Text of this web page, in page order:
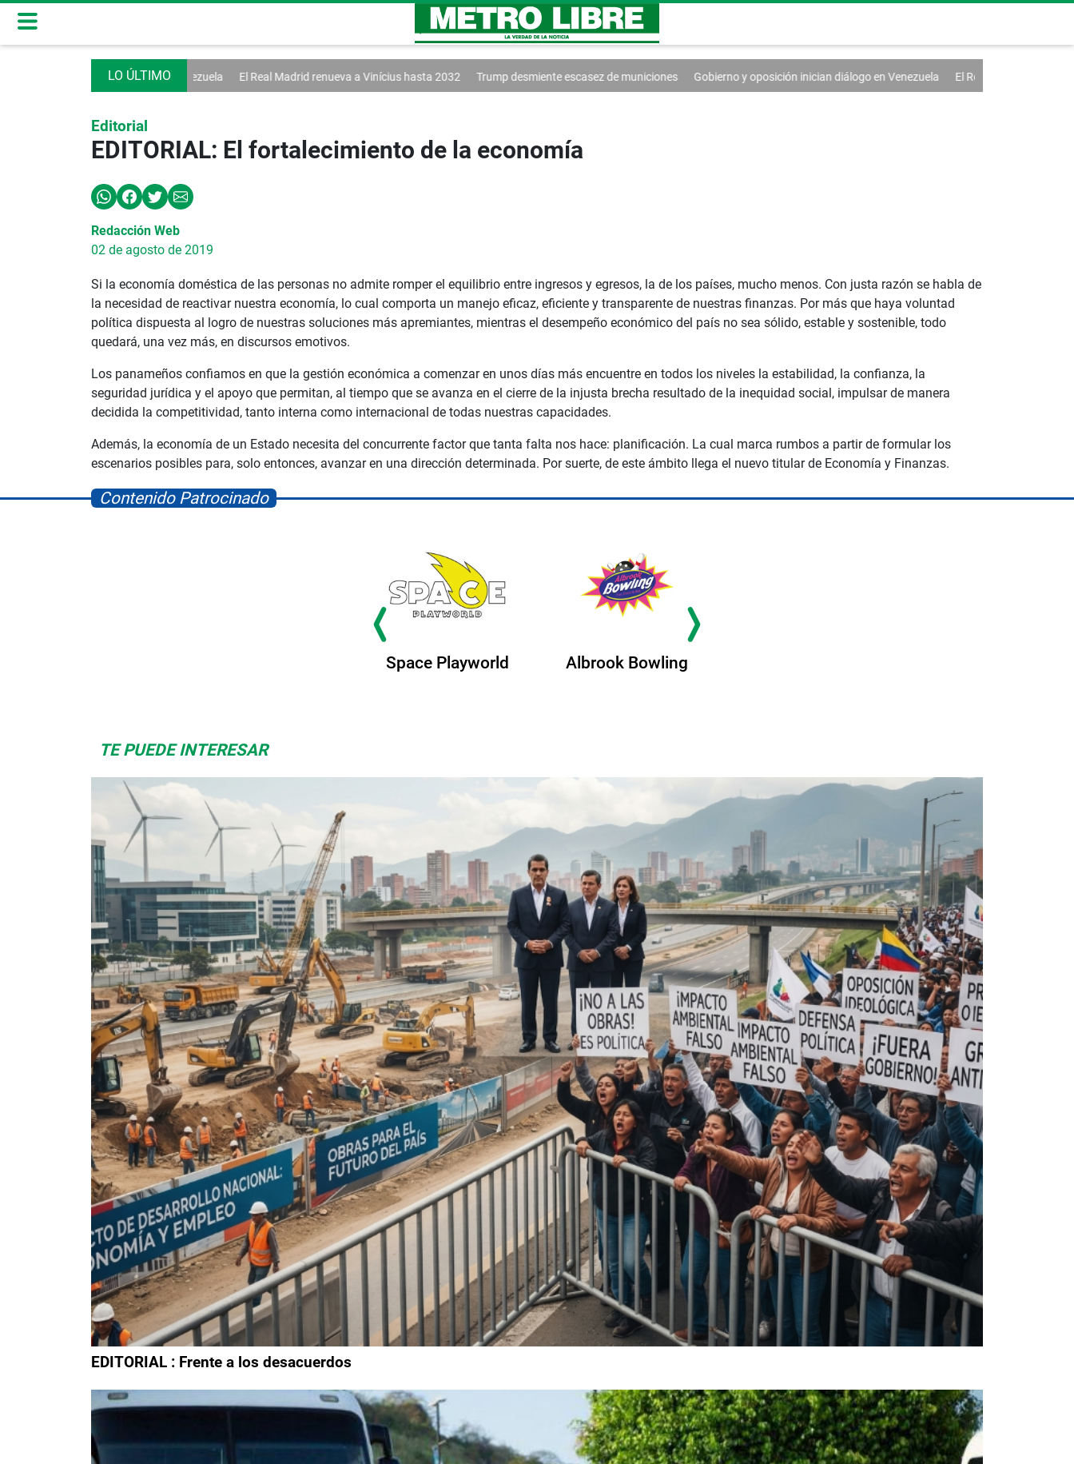
diálogo en Venezuela El Real Madrid renueva a Vinícius hasta 2032 Trump desmiente escasez de municiones Gobierno y oposición inician diálogo en Venezuela El Real Madrid renueva a Vinícius hasta 2032
Editorial
EDITORIAL: El fortalecimiento de la economía
Redacción Web
02 de agosto de 2019
Si la economía doméstica de las personas no admite romper el equilibrio entre ingresos y egresos, la de los países, mucho menos. Con justa razón se habla de
la necesidad de reactivar nuestra economía, lo cual comporta un manejo eficaz, eficiente y transparente de nuestras finanzas. Por más que haya voluntad
política dispuesta al logro de nuestras soluciones más apremiantes, mientras el desempeño económico del país no sea sólido, estable y sostenible, todo
quedará, una vez más, en discursos emotivos.
Los panameños confiamos en que la gestión económica a comenzar en unos días más encuentre en todos los niveles la estabilidad, la confianza, la
seguridad jurídica y el apoyo que permitan, al tiempo que se avanza en el cierre de la injusta brecha resultado de la inequidad social, impulsar de manera
decidida la competitividad, tanto interna como internacional de todas nuestras capacidades.
Además, la economía de un Estado necesita del concurrente factor que tanta falta nos hace: planificación. La cual marca rumbos a partir de formular los
escenarios posibles para, solo entonces, avanzar en una dirección determinada. Por suerte, de este ámbito llega el nuevo titular de Economía y Finanzas.
Contenido Patrocinado
Space Playworld Albrook Bowling
TE PUEDE INTERESAR
EDITORIAL : Frente a los desacuerdos